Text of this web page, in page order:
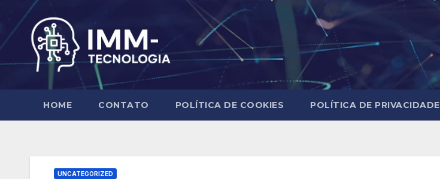
content
HOME CONTATO POLÍTICA DE COOKIES POLÍTICA DE PRIVACIDADE
UNCATEGORIZED